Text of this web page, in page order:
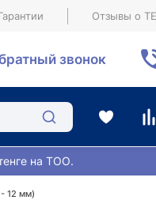
Отзывы о
звонок
на ТОО.
12 мм)